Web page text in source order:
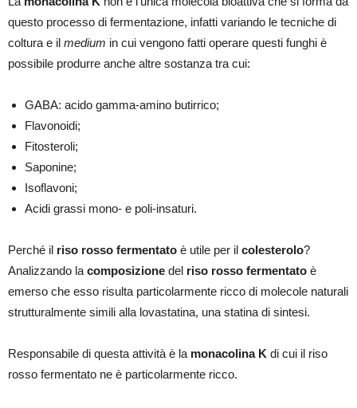
questo processo di fermentazione, infatti variando le tecniche di
coltura e il medium in cui vengono fatti operare questi funghi è
possibile produrre anche altre sostanza tra cui:
GABA: acido gamma-amino butirrico;
Flavonoidi;
Fitosteroli;
Saponine;
Isoflavoni;
Acidi grassi mono- e poli-insaturi.
Perché il riso rosso fermentato è utile per il colesterolo?
Analizzando la composizione del riso rosso fermentato è
emerso che esso risulta particolarmente ricco di molecole naturali
strutturalmente simili alla lovastatina, una statina di sintesi.
Responsabile di questa attività è la monacolina K di cui il riso
rosso fermentato ne è particolarmente ricco.